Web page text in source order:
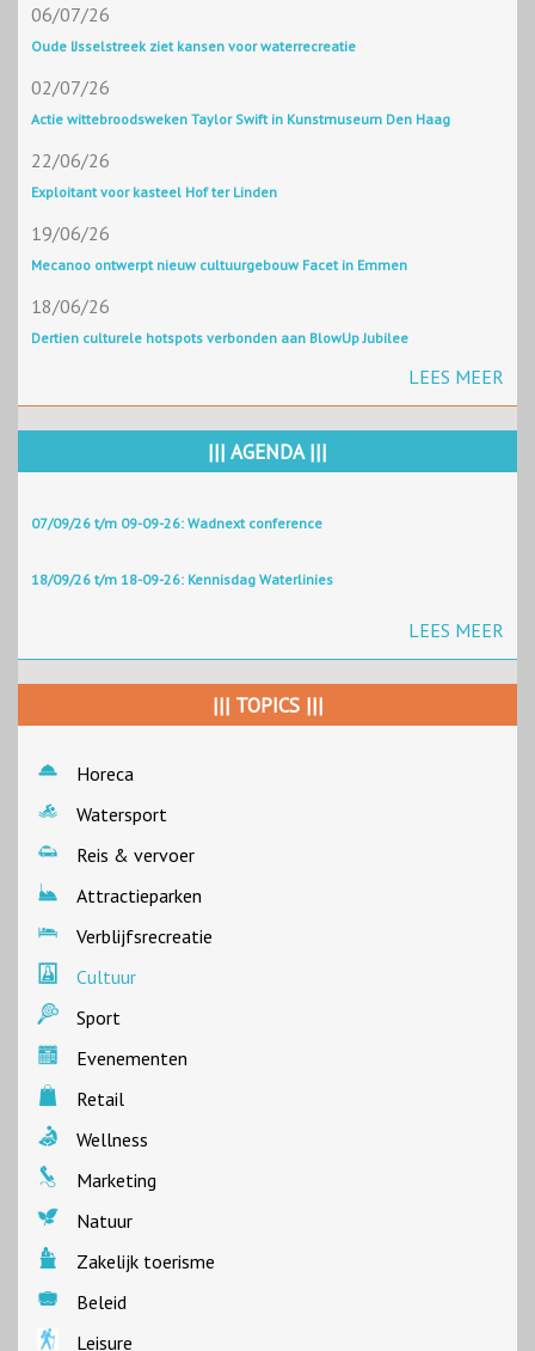
06/07/26
Oude IJsselstreek ziet kansen voor waterrecreatie
02/07/26
Actie wittebroodsweken Taylor Swift in Kunstmuseum Den Haag
22/06/26
Exploitant voor kasteel Hof ter Linden
19/06/26
Mecanoo ontwerpt nieuw cultuurgebouw Facet in Emmen
18/06/26
Dertien culturele hotspots verbonden aan BlowUp Jubilee
LEES MEER
||| AGENDA |||
07/09/26 t/m 09-09-26: Wadnext conference
18/09/26 t/m 18-09-26: Kennisdag Waterlinies
LEES MEER
||| TOPICS |||
Horeca
Watersport
Reis & vervoer
Attractieparken
Verblijfsrecreatie
Cultuur
Sport
Evenementen
Retail
Wellness
Marketing
Natuur
Zakelijk toerisme
Beleid
Leisure